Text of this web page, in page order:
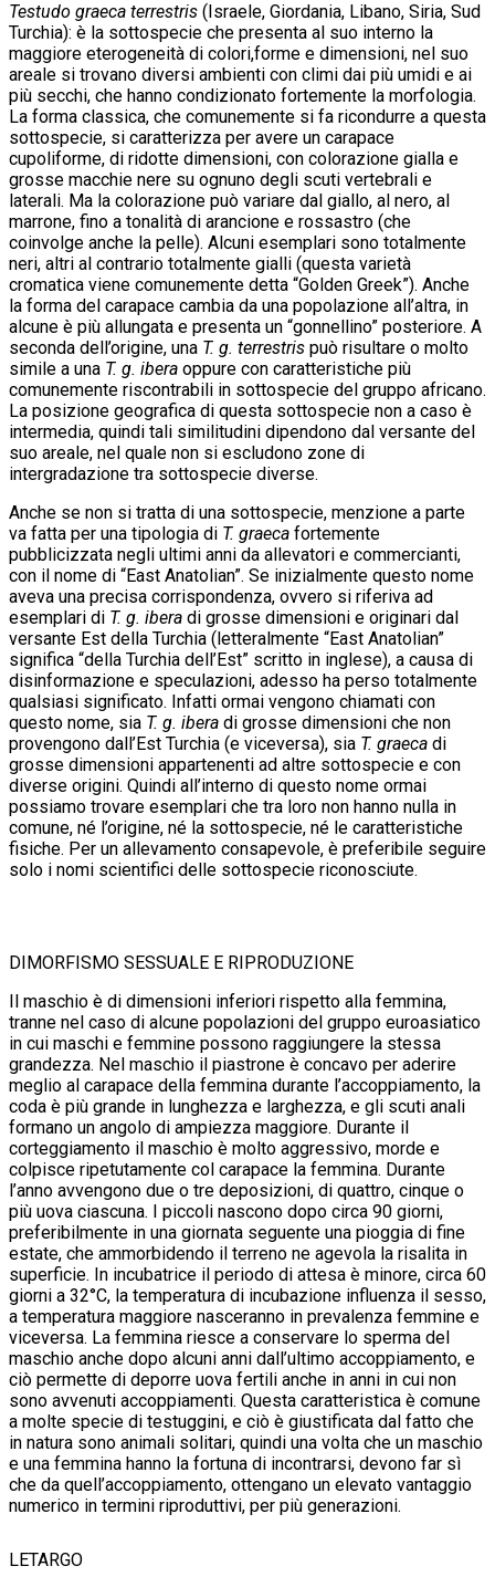
Testudo graeca terrestris (Israele, Giordania, Libano, Siria, Sud
Turchia): è la sottospecie che presenta al suo interno la
maggiore eterogeneità di colori,forme e dimensioni, nel suo
areale si trovano diversi ambienti con climi dai più umidi e ai
più secchi, che hanno condizionato fortemente la morfologia.
La forma classica, che comunemente si fa ricondurre a questa
sottospecie, si caratterizza per avere un carapace
cupoliforme, di ridotte dimensioni, con colorazione gialla e
grosse macchie nere su ognuno degli scuti vertebrali e
laterali. Ma la colorazione può variare dal giallo, al nero, al
marrone, fino a tonalità di arancione e rossastro (che
coinvolge anche la pelle). Alcuni esemplari sono totalmente
neri, altri al contrario totalmente gialli (questa varietà
cromatica viene comunemente detta “Golden Greek”). Anche
la forma del carapace cambia da una popolazione all’altra, in
alcune è più allungata e presenta un “gonnellino” posteriore. A
seconda dell’origine, una T. g. terrestris può risultare o molto
simile a una T. g. ibera oppure con caratteristiche più
comunemente riscontrabili in sottospecie del gruppo africano.
La posizione geografica di questa sottospecie non a caso è
intermedia, quindi tali similitudini dipendono dal versante del
suo areale, nel quale non si escludono zone di
intergradazione tra sottospecie diverse.
Anche se non si tratta di una sottospecie, menzione a parte
va fatta per una tipologia di T. graeca fortemente
pubblicizzata negli ultimi anni da allevatori e commercianti,
con il nome di “East Anatolian”. Se inizialmente questo nome
aveva una precisa corrispondenza, ovvero si riferiva ad
esemplari di T. g. ibera di grosse dimensioni e originari dal
versante Est della Turchia (letteralmente “East Anatolian”
significa “della Turchia dell’Est” scritto in inglese), a causa di
disinformazione e speculazioni, adesso ha perso totalmente
qualsiasi significato. Infatti ormai vengono chiamati con
questo nome, sia T. g. ibera di grosse dimensioni che non
provengono dall’Est Turchia (e viceversa), sia T. graeca di
grosse dimensioni appartenenti ad altre sottospecie e con
diverse origini. Quindi all’interno di questo nome ormai
possiamo trovare esemplari che tra loro non hanno nulla in
comune, né l’origine, né la sottospecie, né le caratteristiche
fisiche. Per un allevamento consapevole, è preferibile seguire
solo i nomi scientifici delle sottospecie riconosciute.
DIMORFISMO SESSUALE E RIPRODUZIONE
Il maschio è di dimensioni inferiori rispetto alla femmina,
tranne nel caso di alcune popolazioni del gruppo euroasiatico
in cui maschi e femmine possono raggiungere la stessa
grandezza. Nel maschio il piastrone è concavo per aderire
meglio al carapace della femmina durante l’accoppiamento, la
coda è più grande in lunghezza e larghezza, e gli scuti anali
formano un angolo di ampiezza maggiore. Durante il
corteggiamento il maschio è molto aggressivo, morde e
colpisce ripetutamente col carapace la femmina. Durante
l’anno avvengono due o tre deposizioni, di quattro, cinque o
più uova ciascuna. I piccoli nascono dopo circa 90 giorni,
preferibilmente in una giornata seguente una pioggia di fine
estate, che ammorbidendo il terreno ne agevola la risalita in
superficie. In incubatrice il periodo di attesa è minore, circa 60
giorni a 32°C, la temperatura di incubazione influenza il sesso,
a temperatura maggiore nasceranno in prevalenza femmine e
viceversa. La femmina riesce a conservare lo sperma del
maschio anche dopo alcuni anni dall’ultimo accoppiamento, e
ciò permette di deporre uova fertili anche in anni in cui non
sono avvenuti accoppiamenti. Questa caratteristica è comune
a molte specie di testuggini, e ciò è giustificata dal fatto che
in natura sono animali solitari, quindi una volta che un maschio
e una femmina hanno la fortuna di incontrarsi, devono far sì
che da quell’accoppiamento, ottengano un elevato vantaggio
numerico in termini riproduttivi, per più generazioni.
LETARGO